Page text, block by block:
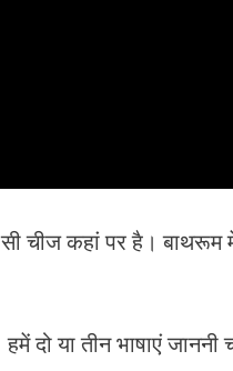
चीज कहां पर है। बाथरूम
दो या तीन भाषाएं जाननी